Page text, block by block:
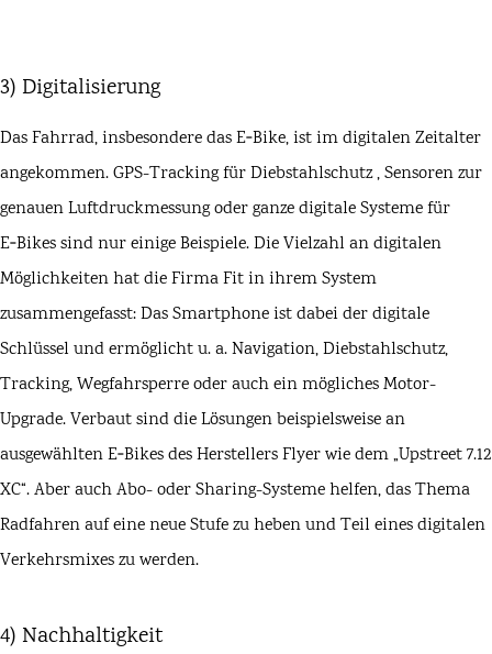
3) Digitalisierung
Das Fahrrad, insbesondere dasE‑Bike, ist im digitalen Zeitalter
angekommen.GPS-Tracking für Diebstahlschutz,Sensoren zur
genauen Luftdruckmessungoder ganze digitale Systeme für
E‑Bikes sind nur einige Beispiele. Die Vielzahl an digitalen
Möglichkeiten hat die FirmaFitin ihrem System
zusammengefasst: Das Smartphone ist dabei der digitale
Schlüssel und ermöglicht u. a. Navigation, Diebstahlschutz,
Tracking, Wegfahrsperre oder auch ein mögliches Motor-
Upgrade. Verbaut sind die Lösungen beispielsweise an
ausgewählten E‑Bikes des HerstellersFlyerwie dem „Upstreet 7.12
XC“. Aber auch Abo- oder Sharing-Systeme helfen, das Thema
Radfahren auf eine neue Stufe zu heben und Teil eines digitalen
Verkehrsmixes zu werden.
4) Nachhaltigkeit